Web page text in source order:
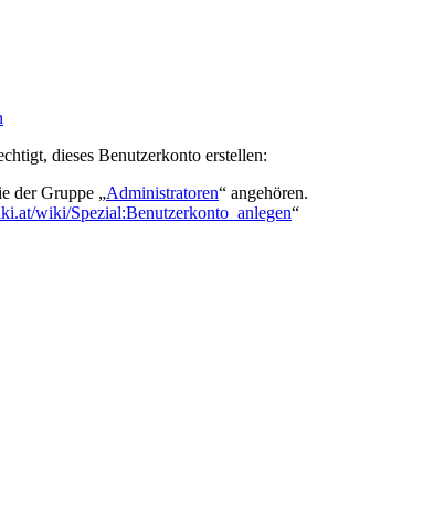
dieses Benutzerkonto erstellen:
der Gruppe „Administratoren“ angehören.
wiki/Spezial:Benutzerkonto_anlegen“